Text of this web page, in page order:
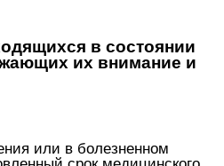
в состоянии
их внимание и
или в болезненном